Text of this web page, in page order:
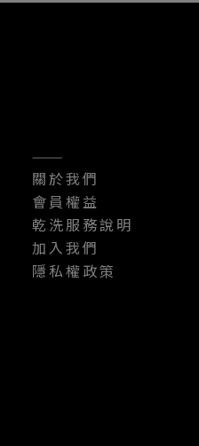
———
關於我們
會員權益
乾洗服務說明
加入我們
隱私權政策